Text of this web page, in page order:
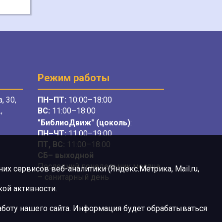
30,
Режим работы
ПН–ПТ: 10:00–18:00
ВС: 11:00–18:00
"БиблиоДвиж" (цоколь):
ПН–ЧТ:11:00–19:00
ПТ, ВС: 11:00–18:00
СБ– выходной
Последний понедельник месяца
– санитарный день
сервисов веб-аналитики (Яндекс.Метрика, Mail.ru,
активности.
нашего сайта. Информация будет обрабатываться